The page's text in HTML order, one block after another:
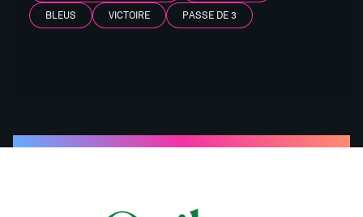
BLEUS VICTOIRE PASSE DE 3